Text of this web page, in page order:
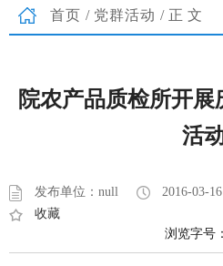
首页 / 党群活动 /正文
院农产品质检所开
活
发布单位：null 2016-03-
收藏
浏览字号